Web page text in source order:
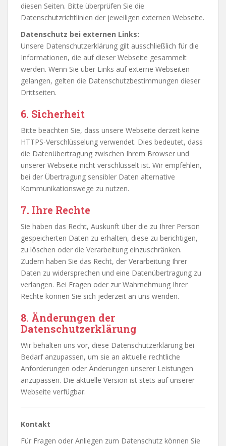
diesen Seiten. Bitte überprüfen Sie die
Datenschutzrichtlinien der jeweiligen externen Webseite.
Datenschutz bei externen Links:
Unsere Datenschutzerklärung gilt ausschließlich für die
Informationen, die auf dieser Webseite gesammelt
werden. Wenn Sie über Links auf externe Webseiten
gelangen, gelten die Datenschutzbestimmungen dieser
Drittseiten.
6. Sicherheit
Bitte beachten Sie, dass unsere Webseite derzeit keine
HTTPS-Verschlüsselung verwendet. Dies bedeutet, dass
die Datenübertragung zwischen Ihrem Browser und
unserer Webseite nicht verschlüsselt ist. Wir empfehlen,
bei der Übertragung sensibler Daten alternative
Kommunikationswege zu nutzen.
7. Ihre Rechte
Sie haben das Recht, Auskunft über die zu Ihrer Person
gespeicherten Daten zu erhalten, diese zu berichtigen,
zu löschen oder die Verarbeitung einzuschränken.
Zudem haben Sie das Recht, der Verarbeitung Ihrer
Daten zu widersprechen und eine Datenübertragung zu
verlangen. Bei Fragen oder zur Wahrnehmung Ihrer
Rechte können Sie sich jederzeit an uns wenden.
8. Änderungen der
Datenschutzerklärung
Wir behalten uns vor, diese Datenschutzerklärung bei
Bedarf anzupassen, um sie an aktuelle rechtliche
Anforderungen oder Änderungen unserer Leistungen
anzupassen. Die aktuelle Version ist stets auf unserer
Webseite verfügbar.
Kontakt
Für Fragen oder Anliegen zum Datenschutz können Sie